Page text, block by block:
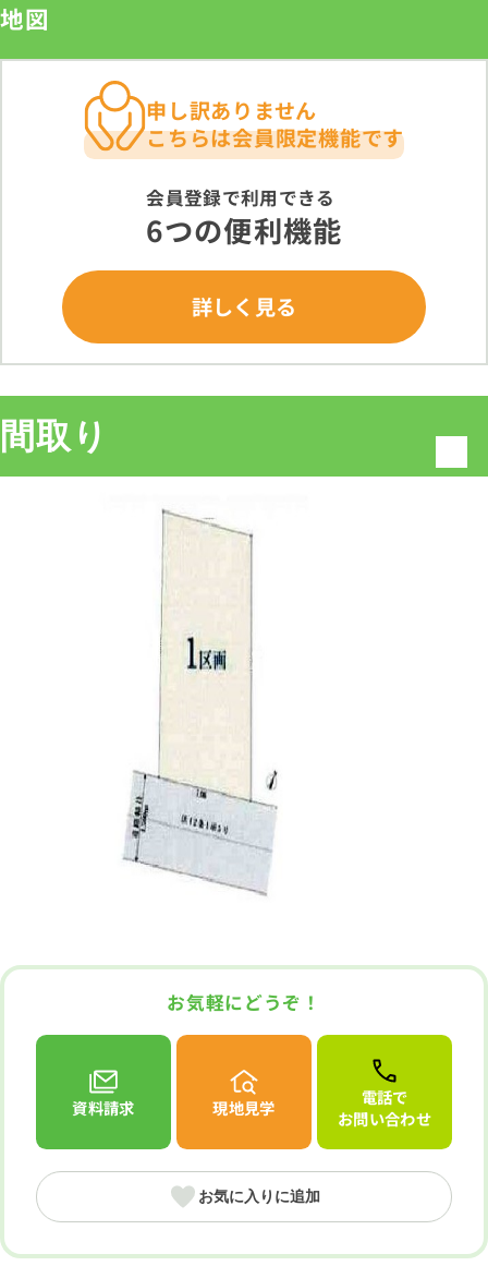
地図
申し訳ありません
こちらは会員限定機能です
会員登録で利用できる
6つの便利機能
詳しく見る
間取り
お気軽にどうぞ！
資料請求 現地見学
電話で
お問い合わせ
お気に入りに追加